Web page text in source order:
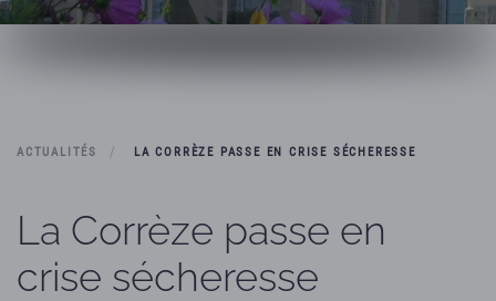
ACTUALITÉS LA CORRÈZE PASSE EN CRISE SÉCHERESSE
La Corrèze passe en
crise sécheresse